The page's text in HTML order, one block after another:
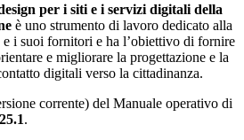
per i siti e i servizi digitali della
è uno strumento di lavoro dedicato alla
i suoi fornitori e ha l’obiettivo di fornire
e migliorare la progettazione e la
digitali verso la cittadinanza.
corrente) del Manuale operativo di
.